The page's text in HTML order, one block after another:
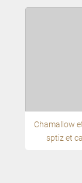
Chamallow
sptiz et